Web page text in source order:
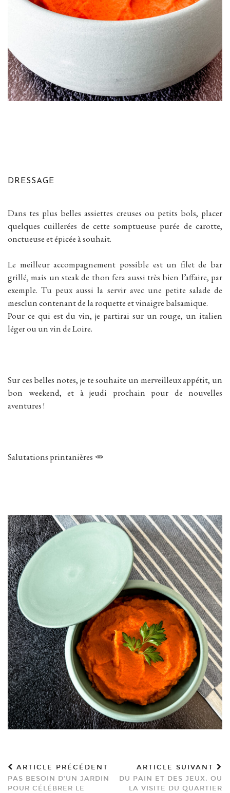
DRESSAGE
Dans tes plus belles assiettes creuses ou petits bols, placer
quelques cuillerées de cette somptueuse purée de carotte,
onctueuse et épicée à souhait.
Le meilleur accompagnement possible est un filet de bar
grillé, mais un steak de thon fera aussi très bien l’affaire, par
exemple. Tu peux aussi la servir avec une petite salade de
mesclun contenant de la roquette et vinaigre balsamique.
Pour ce qui est du vin, je partirai sur un rouge, un italien
léger ou un vin de Loire.
Sur ces belles notes, je te souhaite un merveilleux appétit, un
bon weekend, et à jeudi prochain pour de nouvelles
aventures !
Salutations printanières 🥕
ARTICLE PRÉCÉDENT
PAS BESOIN D’UN JARDIN
POUR CÉLÉBRER LE
ARTICLE SUIVANT
DU PAIN ET DES JEUX, OU
LA VISITE DU QUARTIER